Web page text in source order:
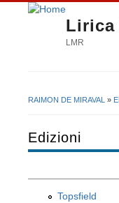
Lirica
LMR
RAIMON DE MIRAVAL »
Edizioni
Topsfield